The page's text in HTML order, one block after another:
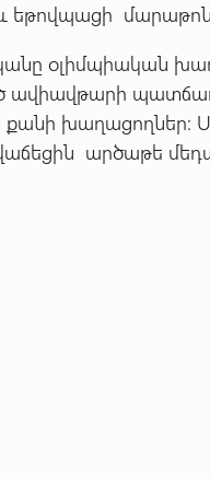
եթովպացի
օլիմպիական
ավիավթարի
խաղացողներ:
արծաթե